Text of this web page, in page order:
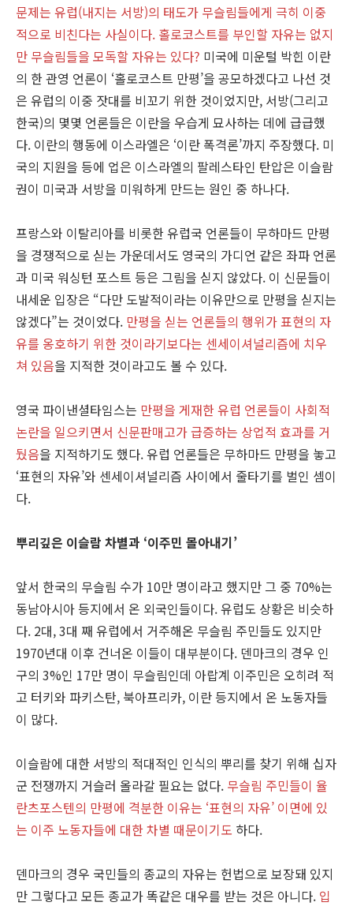
문제는 유럽(내지는 서방)의 태도가 무슬림들에게 극히 이중
적으로 비친다는 사실이다. 홀로코스트를 부인할 자유는 없지
만 무슬림들을 모독할 자유는 있다? 미국에 미운털 박힌 이란
의 한 관영 언론이 ‘홀로코스트 만평’을 공모하겠다고 나선 것
은 유럽의 이중 잣대를 비꼬기 위한 것이었지만, 서방(그리고
한국)의 몇몇 언론들은 이란을 우습게 묘사하는 데에 급급했
다. 이란의 행동에 이스라엘은 ‘이란 폭격론’까지 주장했다. 미
국의 지원을 등에 업은 이스라엘의 팔레스타인 탄압은 이슬람
권이 미국과 서방을 미워하게 만드는 원인 중 하나다.
프랑스와 이탈리아를 비롯한 유럽국 언론들이 무하마드 만평
을 경쟁적으로 싣는 가운데서도 영국의 가디언 같은 좌파 언론
과 미국 워싱턴 포스트 등은 그림을 싣지 않았다. 이 신문들이
내세운 입장은 “다만 도발적이라는 이유만으로 만평을 싣지는
않겠다”는 것이었다. 만평을 싣는 언론들의 행위가 표현의 자
유를 옹호하기 위한 것이라기보다는 센세이셔널리즘에 치우
쳐 있음을 지적한 것이라고도 볼 수 있다.
영국 파이낸셜타임스는 만평을 게재한 유럽 언론들이 사회적
논란을 일으키면서 신문판매고가 급증하는 상업적 효과를 거
뒀음을 지적하기도 했다. 유럽 언론들은 무하마드 만평을 놓고
‘표현의 자유’와 센세이셔널리즘 사이에서 줄타기를 벌인 셈이
다.
뿌리깊은 이슬람 차별과 ‘이주민 몰아내기’
앞서 한국의 무슬림 수가 10만 명이라고 했지만 그 중 70%는
동남아시아 등지에서 온 외국인들이다. 유럽도 상황은 비슷하
다. 2대, 3대 째 유럽에서 거주해온 무슬림 주민들도 있지만
1970년대 이후 건너온 이들이 대부분이다. 덴마크의 경우 인
구의 3%인 17만 명이 무슬림인데 아랍계 이주민은 오히려 적
고 터키와 파키스탄, 북아프리카, 이란 등지에서 온 노동자들
이 많다.
이슬람에 대한 서방의 적대적인 인식의 뿌리를 찾기 위해 십자
군 전쟁까지 거슬러 올라갈 필요는 없다. 무슬림 주민들이 율
란츠포스텐의 만평에 격분한 이유는 ‘표현의 자유’ 이면에 있
는 이주 노동자들에 대한 차별 때문이기도 하다.
덴마크의 경우 국민들의 종교의 자유는 헌법으로 보장돼 있지
만 그렇다고 모든 종교가 똑같은 대우를 받는 것은 아니다. 입